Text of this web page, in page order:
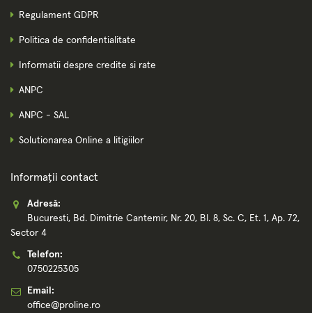
Regulament GDPR
Politica de confidentialitate
Informatii despre credite si rate
ANPC
ANPC - SAL
Solutionarea Online a litigiilor
Informații contact
Adresă:
Bucuresti, Bd. Dimitrie Cantemir, Nr. 20, Bl. 8, Sc. C, Et. 1, Ap. 72,
Sector 4
Telefon:
0750225305
Email:
office@proline.ro